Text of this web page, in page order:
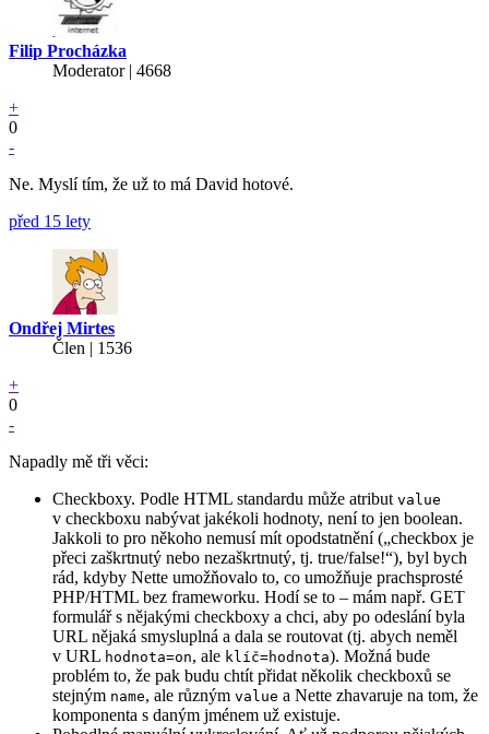
Filip Procházka
Moderator | 4668
+
0
-
Ne. Myslí tím, že už to má David hotové.
před 15 lety
Ondřej Mirtes
Člen | 1536
+
0
-
Napadly mě tři věci:
Checkboxy. Podle HTML standardu může atribut value
v checkboxu nabývat jakékoli hodnoty, není to jen boolean.
Jakkoli to pro někoho nemusí mít opodstatnění („checkbox je
přeci zaškrtnutý nebo nezaškrtnutý, tj. true/false!“), byl bych
rád, kdyby Nette umožňovalo to, co umožňuje prachsprosté
PHP/HTML bez frameworku. Hodí se to – mám např. GET
formulář s nějakými checkboxy a chci, aby po odeslání byla
URL nějaká smysluplná a dala se routovat (tj. abych neměl
v URL hodnota=on, ale klíč=hodnota). Možná bude
problém to, že pak budu chtít přidat několik checkboxů se
stejným name, ale různým value a Nette zhavaruje na tom, že
komponenta s daným jménem už existuje.